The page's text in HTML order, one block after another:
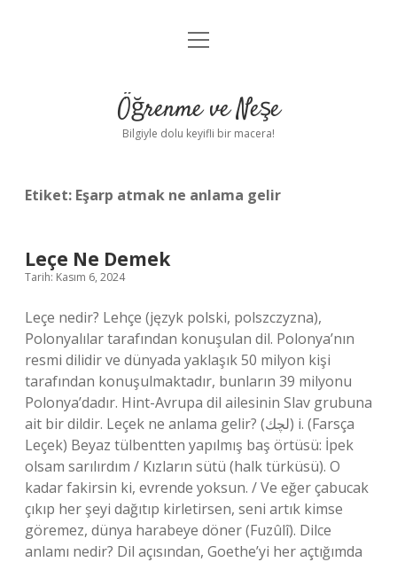
Anasayfa
Yasal Uyarı
menüyü
Öğrenme ve Neşe
Bilgiyle dolu keyifli bir macera!
Etiket: Eşarp atmak ne anlama gelir
Leçe Ne Demek
Tarih: Kasım 6, 2024
Leçe nedir? Lehçe (język polski, polszczyzna),
Polonyalılar tarafından konuşulan dil. Polonya’nın
resmi dilidir ve dünyada yaklaşık 50 milyon kişi
tarafından konuşulmaktadır, bunların 39 milyonu
Polonya’dadır. Hint-Avrupa dil ailesinin Slav grubuna
ait bir dildir. Leçek ne anlama gelir? (ﻟﭽﻚ) i. (Farsça
Leçek) Beyaz tülbentten yapılmış baş örtüsü: İpek
olsam sarılırdım / Kızların sütü (halk türküsü). O
kadar fakirsin ki, evrende yoksun. / Ve eğer çabucak
çıkıp her şeyi dağıtıp kirletirsen, seni artık kimse
göremez, dünya harabeye döner (Fuzûlî). Dilce
anlamı nedir? Dil açısından, Goethe’yi her açtığımda